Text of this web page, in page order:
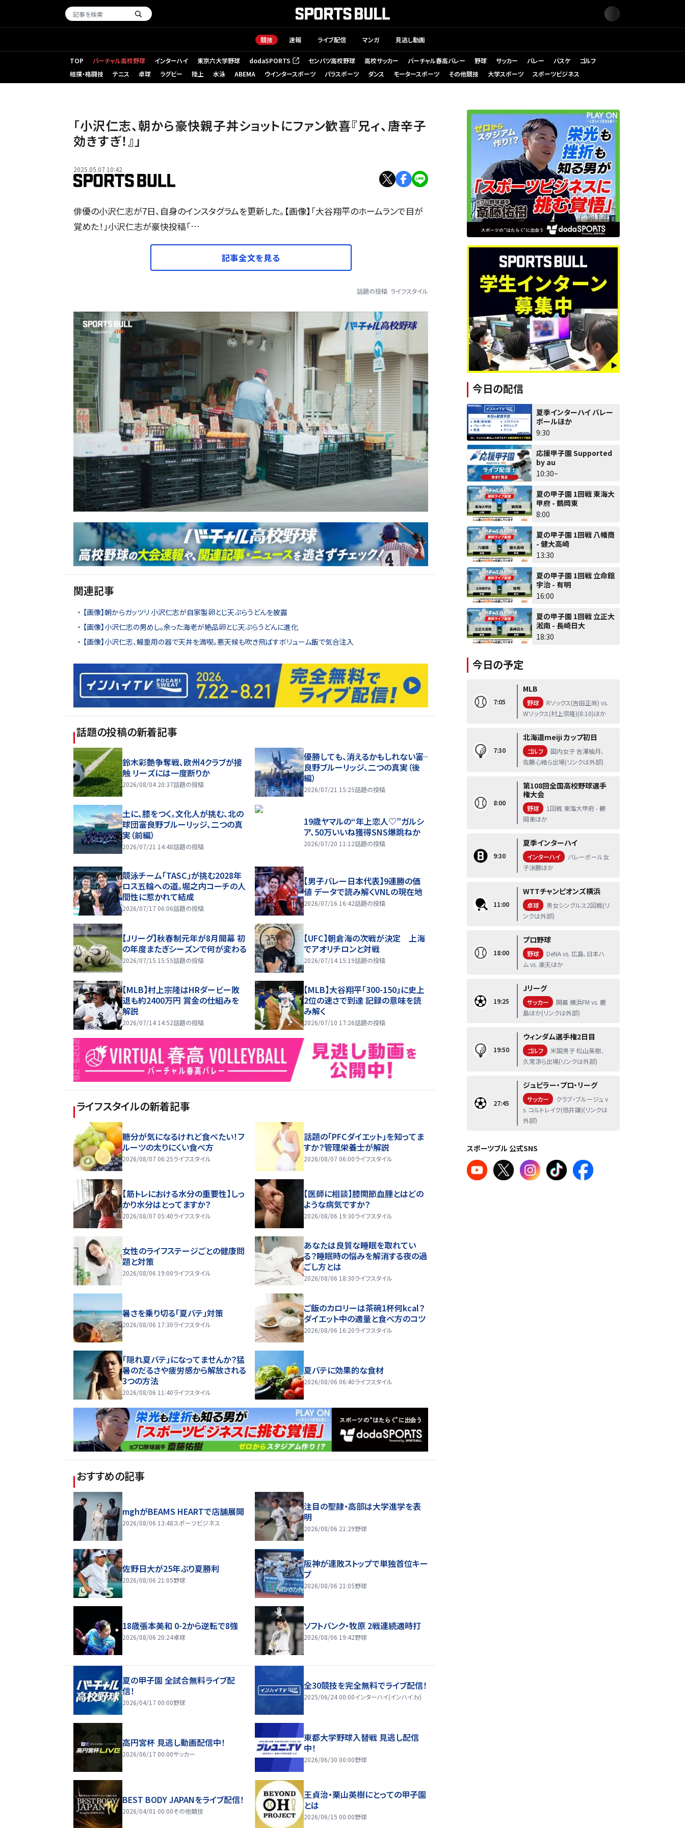
競技 速報 ライブ配信 マンガ 見逃し動画
TOP バーチャル高校野球 インターハイ 東京六大学野球 dodaSPORTS
（新しいタブで開く） センバツ高校野球 高校サッカー バーチャル春高バレー 野球 サッカー バレー バスケ
ゴルフ
相撲・格闘技
テニス 卓球 ラグビー 陸上 水泳 ABEMA ウインタースポーツ パラスポーツ ダンス モータースポーツ その他競技 大学スポーツ スポーツビジネス
「小沢仁志、朝から豪快親子丼ショットにファン歓喜『兄ィ、唐辛子
効きすぎ！』」
2025.05.07 10:42
俳優の小沢仁志が7日、自身のインスタグラムを更新した。【画像】「大谷翔平のホームランで目が
覚めた！」小沢仁志が豪快投稿「…
記事全文を見る
話題の投稿 ライフスタイル
関連記事
【画像】朝からガッツリ 小沢仁志が自家製卵とじ天ぷらうどんを披露
【画像】小沢仁志の男めし。余った海老が絶品卵とじ天ぷらうどんに進化
【画像】小沢仁志、鰻重用の器で天丼を満喫。悪天候も吹き飛ばすボリューム飯で気合注入
話題の投稿の新着記事
鈴木彩艶争奪戦、欧州4クラブが接
触 リーズには一度断りか
2026/08/04 20:37話題の投稿
優勝しても、消えるかもしれない――富
良野ブルーリッジ、二つの真実（後
編）
2026/07/21 15:25話題の投稿
土に、膝をつく。文化人が挑む、北の
球団――富良野ブルーリッジ、二つの真
実（前編）
2026/07/21 14:48話題の投稿
19歳ヤマルの“年上恋人♡”ガルシ
ア、50万いいね獲得SNS爆跳ねか
2026/07/20 11:12話題の投稿
競泳チーム「TASC」が挑む2028年
ロス五輪への道。堀之内コーチの人
間性に惹かれて結成
2026/07/17 06:06話題の投稿
【男子バレー日本代表】9連勝の価
値 データで読み解くVNLの現在地
2026/07/16 16:42話題の投稿
【Jリーグ】秋春制元年が8月開幕 初
の年度またぎシーズンで何が変わる
2026/07/15 15:55話題の投稿
【UFC】朝倉海の次戦が決定 上海
でアオリチロンと対戦
2026/07/14 15:19話題の投稿
【MLB】村上宗隆はHRダービー敗
退も約2400万円 賞金の仕組みを
解説
2026/07/14 14:52話題の投稿
【MLB】大谷翔平「300-150」に史上
2位の速さで到達 記録の意味を読
み解く
2026/07/10 17:26話題の投稿
ライフスタイルの新着記事
糖分が気になるけれど食べたい！フ
ルーツの太りにくい食べ方
2026/08/07 06:25ライフスタイル
話題の「PFCダイエット」を知ってま
すか？管理栄養士が解説
2026/08/07 06:00ライフスタイル
【筋トレにおける水分の重要性】しっ
かり水分はとってますか？
2026/08/07 05:40ライフスタイル
【医師に相談】膝関節血腫とはどの
ような病気ですか？
2026/08/06 19:30ライフスタイル
女性のライフステージごとの健康問
題と対策
2026/08/06 19:00ライフスタイル
あなたは良質な睡眠を取れてい
る？睡眠時の悩みを解消する夜の過
ごし方とは
2026/08/06 18:30ライフスタイル
暑さを乗り切る「夏バテ」対策
2026/08/06 17:30ライフスタイル
ご飯のカロリーは茶碗1杯何kcal？
ダイエット中の適量と食べ方のコツ
2026/08/06 16:20ライフスタイル
「隠れ夏バテ」になってませんか？猛
暑のだるさや疲労感から解放される
3つの方法
2026/08/06 11:40ライフスタイル
夏バテに効果的な食材
2026/08/06 06:40ライフスタイル
おすすめの記事
mghがBEAMS HEARTで店舗展開
2026/08/06 13:48スポーツビジネス
注目の聖隷・高部は大学進学を表
明
2026/08/06 21:29野球
佐野日大が25年ぶり夏勝利
2026/08/06 21:05野球
阪神が連敗ストップで単独首位キー
プ
2026/08/06 21:05野球
18歳張本美和 0-2から逆転で8強
2026/08/06 20:24卓球
ソフトバンク・牧原 2戦連続適時打
2026/08/06 19:42野球
夏の甲子園 全試合無料ライブ配
信！
2026/04/17 00:00野球
全30競技を完全無料でライブ配信！
2025/06/24 00:00インターハイ(インハイ.tv)
高円宮杯 見逃し動画配信中！
2026/06/17 00:00サッカー
東都大学野球入替戦 見逃し配信
中！
2026/06/30 00:00野球
BEST BODY JAPANをライブ配信！
2026/04/01 00:00その他競技
王貞治・栗山英樹にとっての甲子園
とは
2026/06/15 00:00野球
今日の配信
夏季インターハイ バレー
ボールほか
9:30
応援甲子園 Supported
by au
10:30~
夏の甲子園 1回戦 東海大
甲府 - 鶴岡東
8:00
夏の甲子園 1回戦 八幡商
- 健大高崎
13:30
夏の甲子園 1回戦 立命館
宇治 - 有明
16:00
夏の甲子園 1回戦 立正大
淞南 - 長崎日大
18:30
今日の予定
7:05
MLB
野球
Rソックス(吉田正尚) vs.
Wソックス(村上宗隆)(8:10)ほか
7:30
北海道meiji カップ初日
ゴルフ
国内女子 吉澤柚月、
佐藤心結ら出場(リンクは外部)
8:00
第108回全国高校野球選手
権大会
野球
1回戦 東海大甲府 - 鶴
岡東ほか
9:30
夏季インターハイ
インターハイ
バレーボール女
子決勝ほか
11:00
WTTチャンピオンズ横浜
卓球
男女シングルス2回戦(リ
ンクは外部)
18:00
プロ野球
野球
DeNA vs. 広島、日本ハ
ム vs. 楽天ほか
19:25
Jリーグ
サッカー
開幕 横浜FM vs. 鹿
島ほか(リンクは外部)
19:50
ウィンダム選手権2日目
ゴルフ
米国男子 松山英樹、
久常涼ら出場(リンクは外部)
27:45
ジュピラー・プロ・リーグ
サッカー
クラブ・ブルージュ v
s. コルトレイク(倍井謙)(リンクは
外部)
スポーツブル 公式SNS